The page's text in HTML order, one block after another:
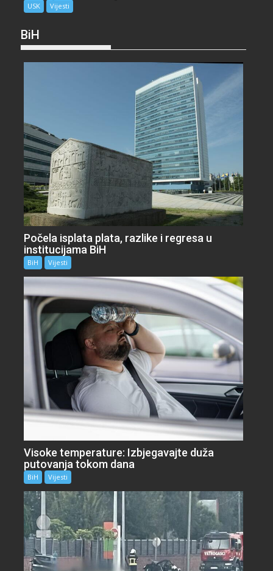
USK Vijesti
BiH
Počela isplata plata, razlike i regresa u
institucijama BiH
BiH Vijesti
Visoke temperature: Izbjegavajte duža
putovanja tokom dana
BiH Vijesti